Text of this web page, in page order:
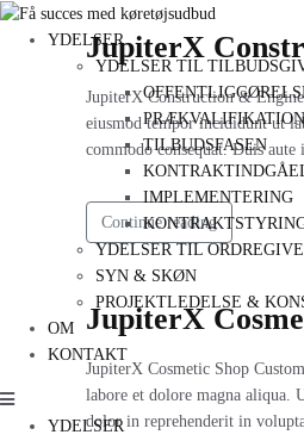
YDELSER
YDELSER TIL
PRÆKVALIFIKATION
TILBUDSFASEN
IMPLEMENTERING
YDELSER TIL
SYN & SKØN
PROJEKTLEDELSE &
OM
KONTAKT
YDELSER
JupiterX
JupiterX Construction &
eiusmod tempor incididunt ut
commodo consequat. Duis
Continue reading
JupiterX
JupiterX Cosmetic Shop
labore et dolore magna aliqua.
dolor in reprehenderit in